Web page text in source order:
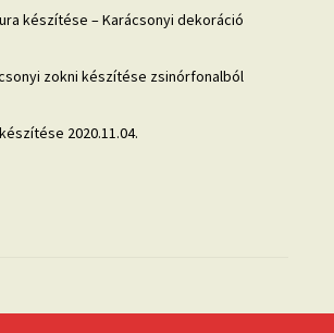
készítése – Karácsonyi dekoráció
zokni készítése zsinórfonalból
2020.11.04.